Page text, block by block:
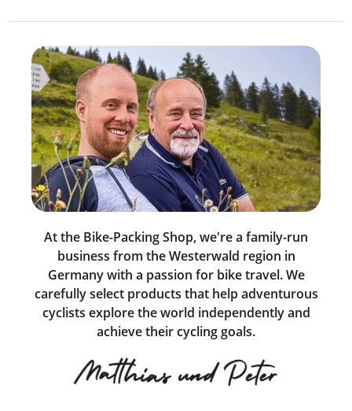
At the Bike-Packing Shop, we're a family-run
business from the Westerwald region in
Germany with a passion for bike travel. We
carefully select products that help adventurous
cyclists explore the world independently and
achieve their cycling goals.